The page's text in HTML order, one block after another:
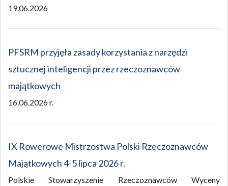
19.06.2026
PFSRM przyjęła zasady korzystania z narzędzi
sztucznej inteligencji przez rzeczoznawców
majątkowych
16.06.2026 r.
IX Rowerowe Mistrzostwa Polski Rzeczoznawców
Majątkowych 4-5 lipca 2026 r.
Polskie Stowarzyszenie Rzeczoznawców Wyceny